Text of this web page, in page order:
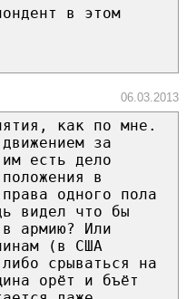
в этом
06.03.2013
как по мне.
за
есть дело
в
одного пола
видел что бы
армию? Или
(в США
срываться на
орёт и бъёт